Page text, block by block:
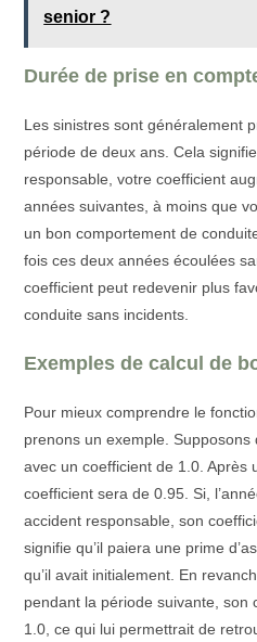
senior ?
Durée de prise en
Les sinistres sont généralement
période de deux ans. Cela
responsable, votre coefficient
années suivantes, à moins que
un bon comportement de
fois ces deux années écoulées
coefficient peut redevenir plus
conduite sans incidents.
Exemples de calcul de
Pour mieux comprendre le
prenons un exemple. Supposons
avec un coefficient de 1.0. Après
coefficient sera de 0.95. Si,
accident responsable, son
signifie qu’il paiera une prime
qu’il avait initialement. En
pendant la période suivante, son
1.0, ce qui lui permettrait de